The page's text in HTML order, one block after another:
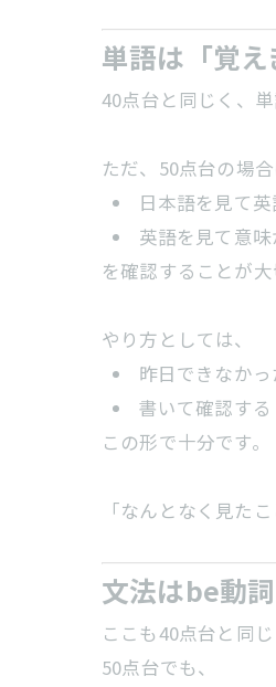
単語は「覚
40点台と同じく、単
ただ、50点台の場
日本語を見て
英語を見て意
を確認することが大
やり方としては、
昨日できなか
書いて確認する
この形で十分です。
「なんとなく見た
文法はbe動
ここも40点台と同じ
50点台でも、